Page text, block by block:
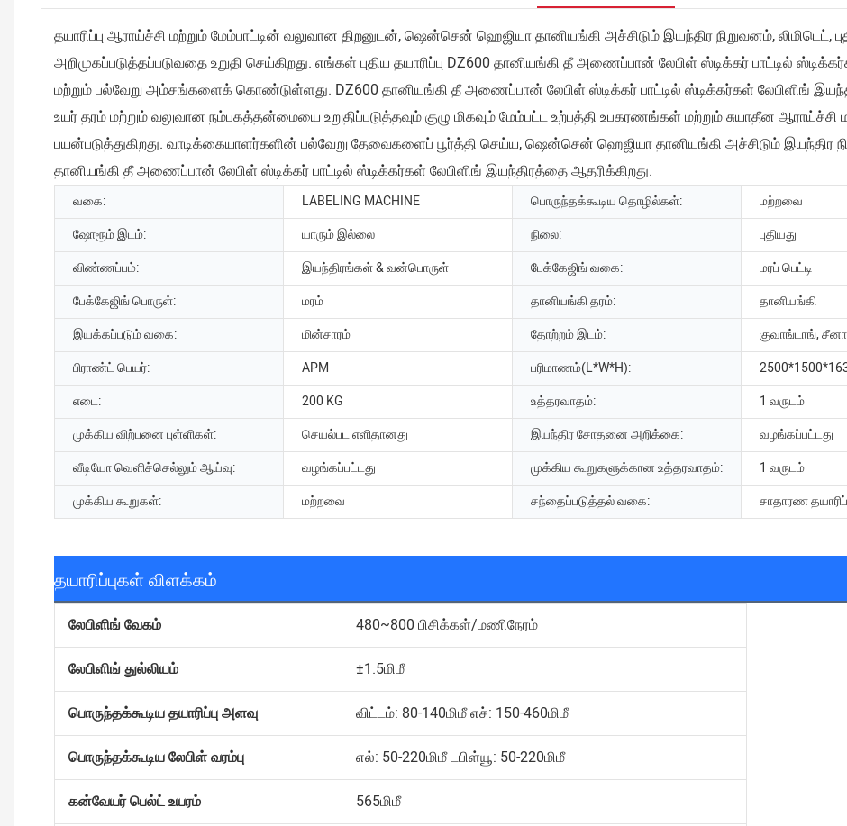
தயாரிப்பு ஆராய்ச்சி மற்றும் மேம்பாட்டின் வலுவான திறனுடன், ஷென்சென் ஹெஜியா தானியங்கி அச்சிடும் இயந்திர நிறுவனம், லிமிடெட்,
அறிமுகப்படுத்தப்படுவதை உறுதி செய்கிறது. எங்கள் புதிய தயாரிப்பு DZ600 தானியங்கி தீ அணைப்பான் லேபிள் ஸ்டிக்கர் பாட்டில்
மற்றும் பல்வேறு அம்சங்களைக் கொண்டுள்ளது. DZ600 தானியங்கி தீ அணைப்பான் லேபிள் ஸ்டிக்கர் பாட்டில் ஸ்டிக்கர்கள் லேபிளிங்
உயர் தரம் மற்றும் வலுவான நம்பகத்தன்மையை உறுதிப்படுத்தவும் குழு மிகவும் மேம்பட்ட உற்பத்தி உபகரணங்கள் மற்றும் சுயாதீன ஆராய்ச்சி
பயன்படுத்துகிறது. வாடிக்கையாளர்களின் பல்வேறு தேவைகளைப் பூர்த்தி செய்ய, ஷென்சென் ஹெஜியா தானியங்கி அச்சிடும் இயந்திர
தானியங்கி தீ அணைப்பான் லேபிள் ஸ்டிக்கர் பாட்டில் ஸ்டிக்கர்கள் லேபிளிங் இயந்திரத்தை ஆதரிக்கிறது.
வகை: LABELING MACHINE பொருந்தக்கூடிய தொழில்கள்:
மற்றவை
ஷோரூம் இடம்:
யாரும் இல்லை நிலை:
புதியது
விண்ணப்பம்:
இயந்திரங்கள் & வன்பொருள் பேக்கேஜிங் வகை:
மரப் பெட்டி
பேக்கேஜிங் பொருள்:
மரம் தானியங்கி தரம்:
தானியங்கி
இயக்கப்படும் வகை:
மின்சாரம் தோற்றம் இடம்:
குவாங்டாங், சீனா
பிராண்ட் பெயர்:
APM பரிமாணம்(L*W*H):
எடை:
200 KG உத்தரவாதம்:
1 வருடம்
முக்கிய விற்பனை புள்ளிகள்:
செயல்பட எளிதானது இயந்திர சோதனை அறிக்கை:
வழங்கப்பட்டது
வீடியோ வெளிச்செல்லும் ஆய்வு:
வழங்கப்பட்டது முக்கிய கூறுகளுக்கான உத்தரவாதம்:
1 வருடம்
முக்கிய கூறுகள்:
மற்றவை சந்தைப்படுத்தல் வகை: சாதாரண
தயாரிப்புகள் விளக்கம்
லேபிளிங் வேகம் 480~800 பிசிக்கள்/மணிநேரம்
லேபிளிங் துல்லியம் ±1.5மிமீ
பொருந்தக்கூடிய தயாரிப்பு அளவு விட்டம்: 80-140மிமீ எச்: 150-460மிமீ
பொருந்தக்கூடிய லேபிள் வரம்பு எல்: 50-220மிமீ டபிள்யூ: 50-220மிமீ
கன்வேயர் பெல்ட் உயரம் 565மிமீ